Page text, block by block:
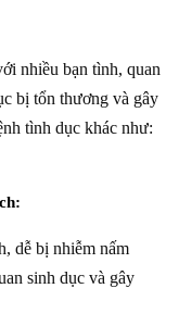
nhiều bạn tình, quan
bị tổn thương và gây
tình dục khác như:
dễ bị nhiễm nấm
sinh dục và gây